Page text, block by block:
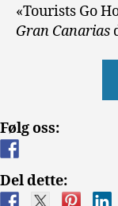
«Tourists Go
Gran Canarias
Følg oss:
Del dette: